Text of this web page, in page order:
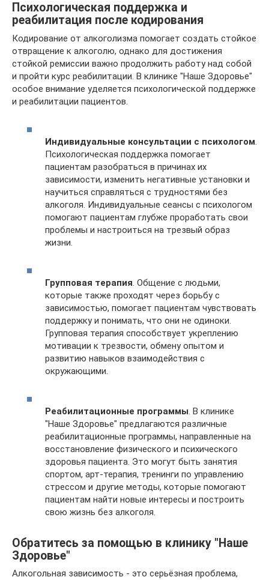
Психологическая поддержка и
реабилитация после кодирования
Кодирование от алкоголизма помогает создать стойкое
отвращение к алкоголю, однако для достижения
стойкой ремиссии важно продолжить работу над собой
и пройти курс реабилитации. В клинике "Наше Здоровье"
особое внимание уделяется психологической поддержке
и реабилитации пациентов.
Индивидуальные консультации с психологом.
Психологическая поддержка помогает
пациентам разобраться в причинах их
зависимости, изменить негативные установки и
научиться справляться с трудностями без
алкоголя. Индивидуальные сеансы с психологом
помогают пациентам глубже проработать свои
проблемы и настроиться на трезвый образ
жизни.
Групповая терапия. Общение с людьми,
которые также проходят через борьбу с
зависимостью, помогает пациентам чувствовать
поддержку и понимать, что они не одиноки.
Групповая терапия способствует укреплению
мотивации к трезвости, обмену опытом и
развитию навыков взаимодействия с
окружающими.
Реабилитационные программы. В клинике
"Наше Здоровье" предлагаются различные
реабилитационные программы, направленные на
восстановление физического и психического
здоровья пациента. Это могут быть занятия
спортом, арт-терапия, тренинги по управлению
стрессом и другие методы, которые помогают
пациентам найти новые интересы и построить
свою жизнь без алкоголя.
Обратитесь за помощью в клинику "Наше
Здоровье"
Алкогольная зависимость - это серьёзная проблема,